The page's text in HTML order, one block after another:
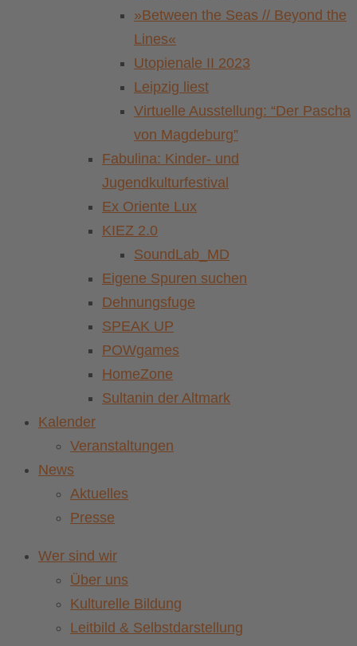
»Between the Seas // Beyond the
Lines«
Utopienale II 2023
Leipzig liest
Virtuelle Ausstellung: “Der Pascha
von Magdeburg”
Fabulina: Kinder- und
Jugendkulturfestival
Ex Oriente Lux
KIEZ 2.0
SoundLab_MD
Eigene Spuren suchen
Dehnungsfuge
SPEAK UP
POWgames
HomeZone
Sultanin der Altmark
Kalender
Veranstaltungen
News
Aktuelles
Presse
Wer sind wir
Über uns
Kulturelle Bildung
Leitbild & Selbstdarstellung